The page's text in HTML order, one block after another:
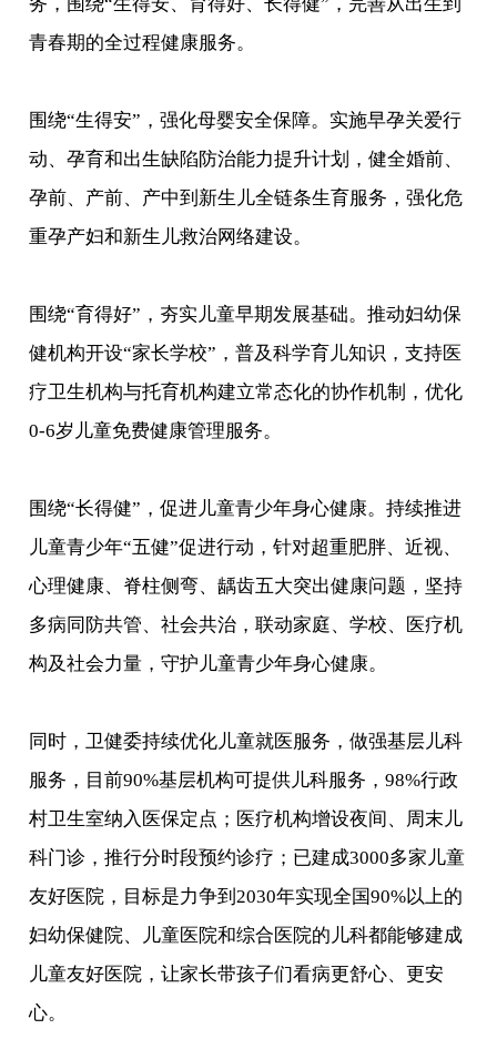
青春期的全过程健康服务。
围绕“生得安”，强化母婴安全保障。实施早孕关爱行
动、孕育和出生缺陷防治能力提升计划，健全婚前、
孕前、产前、产中到新生儿全链条生育服务，强化危
重孕产妇和新生儿救治网络建设。
围绕“育得好”，夯实儿童早期发展基础。推动妇幼保
健机构开设“家长学校”，普及科学育儿知识，支持医
疗卫生机构与托育机构建立常态化的协作机制，优化
0-6岁儿童免费健康管理服务。
围绕“长得健”，促进儿童青少年身心健康。持续推进
儿童青少年“五健”促进行动，针对超重肥胖、近视、
心理健康、脊柱侧弯、龋齿五大突出健康问题，坚持
多病同防共管、社会共治，联动家庭、学校、医疗机
构及社会力量，守护儿童青少年身心健康。
同时，卫健委持续优化儿童就医服务，做强基层儿科
服务，目前90%基层机构可提供儿科服务，98%行政
村卫生室纳入医保定点；医疗机构增设夜间、周末儿
科门诊，推行分时段预约诊疗；已建成3000多家儿童
友好医院，目标是力争到2030年实现全国90%以上的
妇幼保健院、儿童医院和综合医院的儿科都能够建成
儿童友好医院，让家长带孩子们看病更舒心、更安
心。